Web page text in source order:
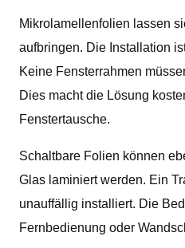
Mikrolamellenfolien lassen
aufbringen. Die Installation
Keine Fensterrahmen
Dies macht die Lösung
Fenstertausche.
Schaltbare Folien können
Glas laminiert werden. Ein
unauffällig installiert. Die
Fernbedienung oder